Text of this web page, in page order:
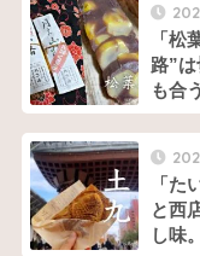
「松
路”
も合
「た
と西
し味